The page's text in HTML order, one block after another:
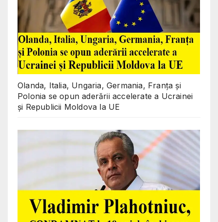
Olanda, Italia, Ungaria, Germania, Franța și
Polonia se opun aderării accelerate a Ucrainei
și Republicii Moldova la UE